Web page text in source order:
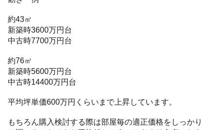
約43㎡
新築時3600万円台
中古時7700万円台
約76㎡
新築時5600万円台
中古時14400万円台
平均坪単価600万円くらいまで上昇しています。
もちろん購入検討する際は部屋毎の適正価格をしっかり